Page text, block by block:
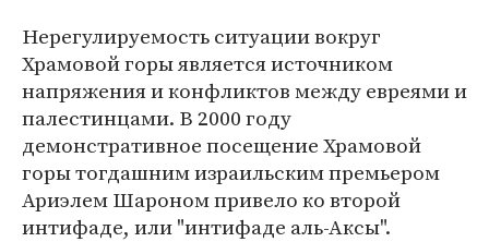
Нерегулируемость ситуации вокруг
Храмовой горы является источником
напряжения и конфликтов между евреями и
палестинцами. В 2000 году
демонстративное посещение Храмовой
горы тогдашним израильским премьером
Ариэлем Шароном привело ко второй
интифаде, или "интифаде аль-Аксы".